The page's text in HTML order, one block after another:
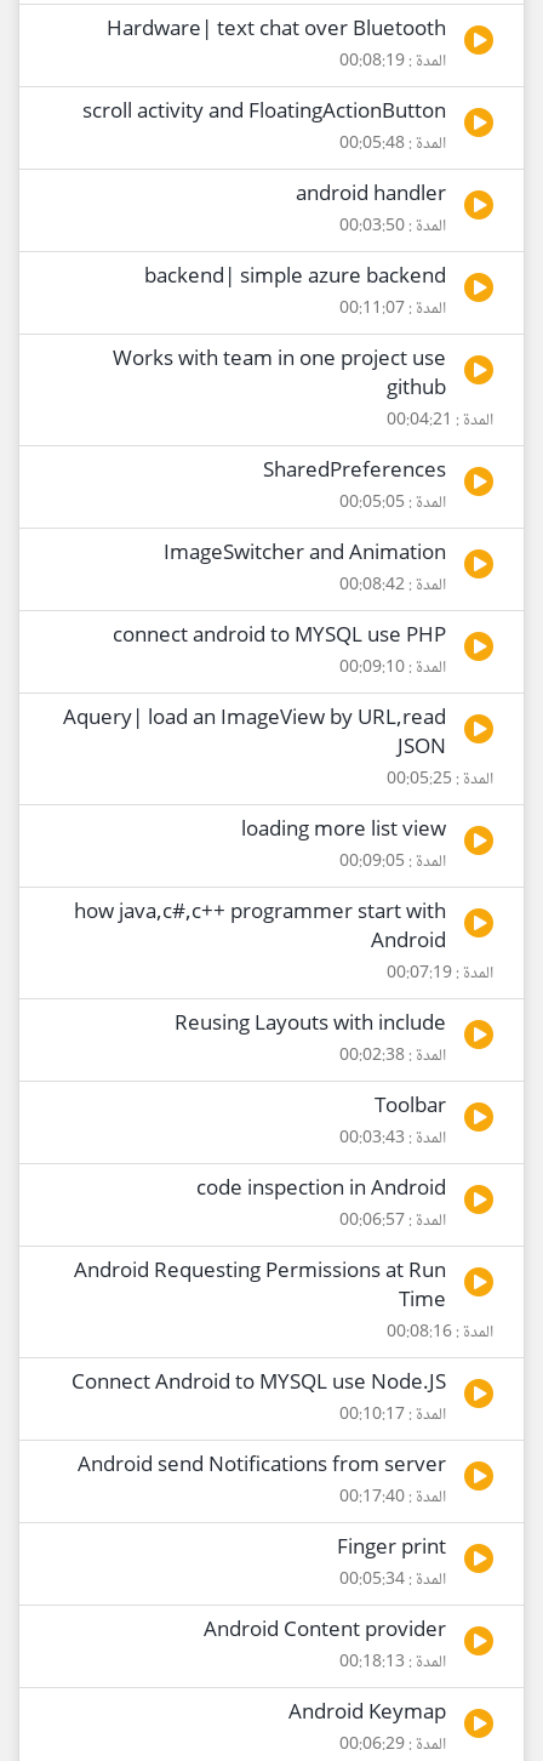
Hardware| text chat over Bluetooth
المدة : 00:08:19
scroll activity and FloatingActionButton
المدة : 00:05:48
android handler
المدة : 00:03:50
backend| simple azure backend
المدة : 00:11:07
Works with team in one project use
github
المدة : 00:04:21
SharedPreferences
المدة : 00:05:05
ImageSwitcher and Animation
المدة : 00:08:42
connect android to MYSQL use PHP
المدة : 00:09:10
Aquery| load an ImageView by URL,read
JSON
المدة : 00:05:25
loading more list view
المدة : 00:09:05
how java,c#,c++ programmer start with
Android
المدة : 00:07:19
Reusing Layouts with include
المدة : 00:02:38
Toolbar
المدة : 00:03:43
code inspection in Android
المدة : 00:06:57
Android Requesting Permissions at Run
Time
المدة : 00:08:16
Connect Android to MYSQL use Node.JS
المدة : 00:10:17
Android send Notifications from server
المدة : 00:17:40
Finger print
المدة : 00:05:34
Android Content provider
المدة : 00:18:13
Android Keymap
المدة : 00:06:29